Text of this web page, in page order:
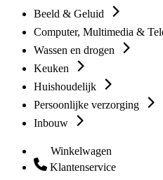
Beeld & Geluid
Computer, Multimedia &
Wassen en drogen
Keuken
Huishoudelijk
Persoonlijke verzorging
Inbouw
Winkelwagen
Klantenservice